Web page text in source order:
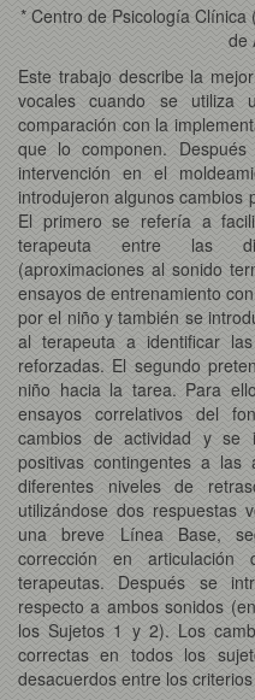
* Centro de Psicología Clínica
de
Este trabajo describe la
vocales cuando se utiliza
comparación con la
que lo componen.
intervención en el
introdujeron algunos cambios
El primero se refería a
terapeuta entre las
(aproximaciones al sonido
ensayos de entrenamiento
por el niño y también se
al terapeuta a identificar
reforzadas. El segundo
niño hacia la tarea. Para
ensayos correlativos del
cambios de actividad y se
positivas contingentes a las
diferentes niveles de
utilizándose dos respuestas
una breve Línea Base,
corrección en articulación
terapeutas. Después se
respecto a ambos sonidos
los Sujetos 1 y 2). Los
correctas en todos los
desacuerdos entre los